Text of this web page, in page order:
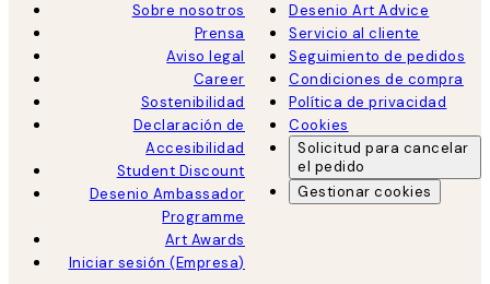
Sobre nosotros
Prensa
Aviso legal
Career
Sostenibilidad
Declaración de
Accesibilidad
Student Discount
Desenio Ambassador
Programme
Art Awards
Iniciar sesión (Empresa)
Desenio Art Advice
Servicio al cliente
Seguimiento de pedidos
Condiciones de compra
Política de privacidad
Cookies
Solicitud para cancelar
el pedido
Gestionar cookies